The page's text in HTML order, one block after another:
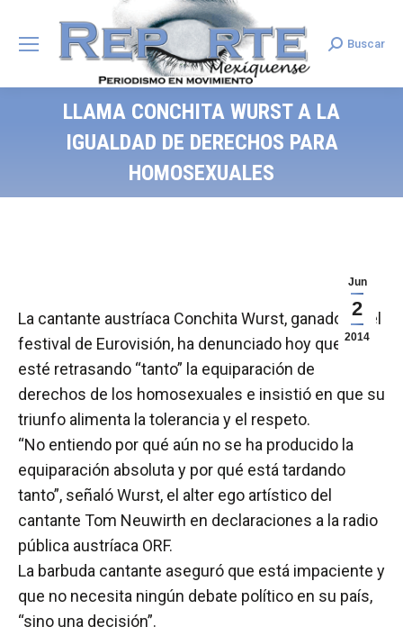
Search:
Buscar
LLAMA CONCHITA WURST A LA
IGUALDAD DE DERECHOS PARA
HOMOSEXUALES
Jun
2
2014
La cantante austríaca Conchita Wurst, ganadora del
festival de Eurovisión, ha denunciado hoy que se
esté retrasando “tanto” la equiparación de
derechos de los homosexuales e insistió en que su
triunfo alimenta la tolerancia y el respeto.
“No entiendo por qué aún no se ha producido la
equiparación absoluta y por qué está tardando
tanto”, señaló Wurst, el alter ego artístico del
cantante Tom Neuwirth en declaraciones a la radio
pública austríaca ORF.
La barbuda cantante aseguró que está impaciente y
que no necesita ningún debate político en su país,
“sino una decisión”.